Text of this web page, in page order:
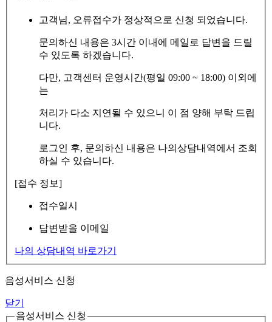
고객님, 오류접수가 정상적으로 신청 되었습니다.
문의하신 내용은 3시간 이내에 메일로 답변을 드릴
수 있도록 하겠습니다.
다만, 고객센터 운영시간(평일 09:00 ~ 18:00) 이외에
는
처리가 다소 지연될 수 있으니 이 점 양해 부탁 드립
니다.
로그인 후, 문의하신 내용은 나의상담내역에서 조회
하실 수 있습니다.
[접수 정보]
접수일시
답변받을 이메일
나의 상담내역 바로가기
음성서비스 신청
닫기
음성서비스 신청